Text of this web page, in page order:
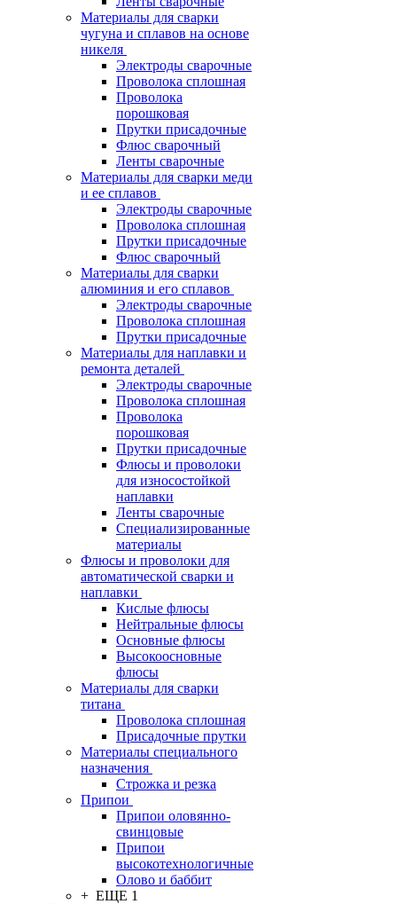
Материалы для сварки
чугуна и сплавов на основе
никеля
Электроды сварочные
Проволока сплошная
Проволока
порошковая
Прутки присадочные
Флюс сварочный
Ленты сварочные
Материалы для сварки меди
и ее сплавов
Электроды сварочные
Проволока сплошная
Прутки присадочные
Флюс сварочный
Материалы для сварки
алюминия и его сплавов
Электроды сварочные
Проволока сплошная
Прутки присадочные
Материалы для наплавки и
ремонта деталей
Электроды сварочные
Проволока сплошная
Проволока
порошковая
Прутки присадочные
Флюсы и проволоки
для износостойкой
наплавки
Ленты сварочные
Специализированные
материалы
Флюсы и проволоки для
автоматической сварки и
наплавки
Кислые флюсы
Нейтральные флюсы
Основные флюсы
Высокоосновные
флюсы
Материалы для сварки
титана
Проволока сплошная
Присадочные прутки
Материалы специального
назначения
Строжка и резка
Припои
Припои оловянно-
свинцовые
Припои
высокотехнологичные
Олово и баббит
+ ЕЩЕ 1